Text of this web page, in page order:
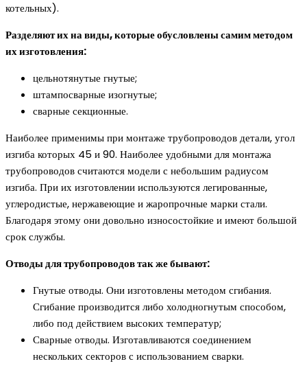
котельных).
Разделяют их на виды, которые обусловлены самим методом
их изготовления:
цельнотянутые гнутые;
штампосварные изогнутые;
сварные секционные.
Наиболее применимы при монтаже трубопроводов детали, угол
изгиба которых 45 и 90. Наиболее удобными для монтажа
трубопроводов считаются модели с небольшим радиусом
изгиба. При их изготовлении используются легированные,
углеродистые, нержавеющие и жаропрочные марки стали.
Благодаря этому они довольно износостойкие и имеют большой
срок службы.
Отводы для трубопроводов так же бывают:
Гнутые отводы. Они изготовлены методом сгибания.
Сгибание производится либо холодногнутым способом,
либо под действием высоких температур;
Сварные отводы. Изготавливаются соединением
нескольких секторов с использованием сварки.